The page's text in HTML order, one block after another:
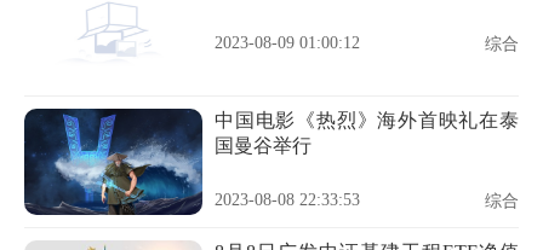
2023-08-09 01:00:12 综合
中国电影《热烈》海外首映礼在泰
国曼谷举行
2023-08-08 22:33:53 综合